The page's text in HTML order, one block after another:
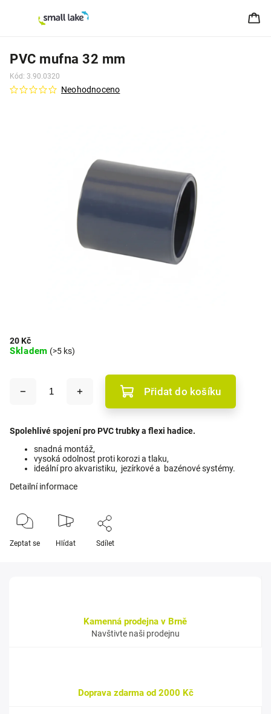
PVC mufna 32 mm
Kód: 3.90.0320
Neohodnoceno
20 Kč
Skladem (>5 ks)
Přidat do košíku
Spolehlivé spojení pro PVC trubky a flexi hadice.
snadná montáž,
vysoká odolnost proti korozi a tlaku,
ideální pro akvaristiku, jezírkové a bazénové systémy.
Detailní informace
Zeptat se Hlídat Sdílet
Kamenná prodejna v Brně
Navštivte naši prodejnu
Doprava zdarma od 2000 Kč